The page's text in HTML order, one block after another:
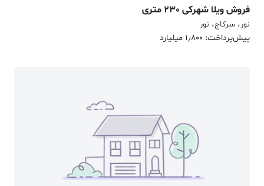
فروش ویلا شهرکی 230 متری
نور، سرکاج، نور
پیش‌پرداخت: 1٫800 میلیارد